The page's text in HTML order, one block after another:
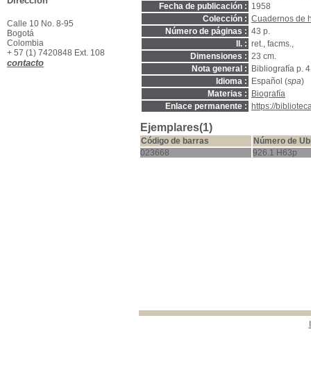
Fecha de publicación : 1958
Colección : Cuadernos de
Número de páginas : 43 p.
Il. : ret., facms.,
Dimensiones : 23 cm.
Nota general :
Bibliografía p.
Idioma :
Español (spa)
Materias :
Biografía
Enlace permanente :
https://
Ejemplares(1)
Código de barras
Número de
023668
926.1 H63p
Calle 10 No. 8-95
Bogotá
Colombia
+ 57 (1) 7420848 Ext. 108
contacto